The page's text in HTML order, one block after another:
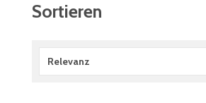
Sortieren
Relevanz